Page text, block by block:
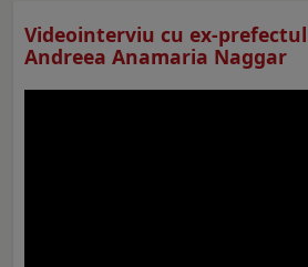
Videointerviu cu ex-
Andreea Anamaria Naggar